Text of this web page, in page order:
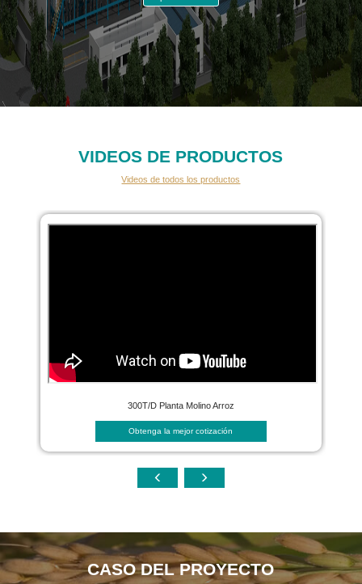
VIDEOS DE PRODUCTOS
Videos de todos los productos
300T/D Planta Molino Arroz
Obtenga la mejor cotización
CASO DEL PROYECTO